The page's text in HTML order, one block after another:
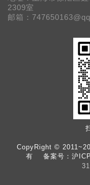
2309室
邮箱：
CopyRight ©
有 备案号： 沪